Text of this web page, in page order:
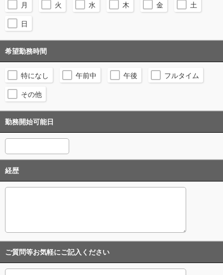
月 火 水 木 金 土
日
希望勤務時間
特になし 午前中 午後 フルタイム
その他
勤務開始可能日
経歴
ご質問等お気軽にご記入ください